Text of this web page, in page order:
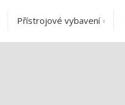
Přístrojové vybavení